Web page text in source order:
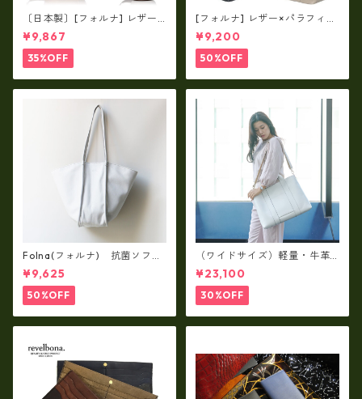
〔日本製〕[フォルナ] レザー×
パラフィン筒型2way シュリン
クレザー×79Aパラフィン fo
-259630
¥9,867
35%OFF
[フォルナ] レザー×パラフィン
筒型2way シュリンクレザー×
79Aパラフィン トートL fo-2
59632
¥9,200
50%OFF
Folna(フォルナ) 抗菌ソフト
スムースレザー トートバッグ
¥9,625
50%OFF
（ワイドサイズ）軽量・牛革
製品・2WAYヌメ革トートバッ
グ（A3サイズ/日本製）(高収
納）ir-02G
¥23,100
30%OFF